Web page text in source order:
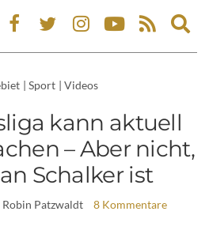
| Sport | Videos
kann aktuell
– Aber nicht,
Schalker ist
Robin Patzwaldt 8 Kommentare